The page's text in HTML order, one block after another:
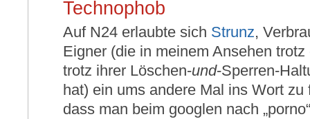
Technophob
Auf N24 erlaubte sich Strunz,
Eigner (die in meinem Ansehen
trotz ihrer Löschen-und-Sperren-
hat) ein ums andere Mal ins Wort
dass man beim googlen nach